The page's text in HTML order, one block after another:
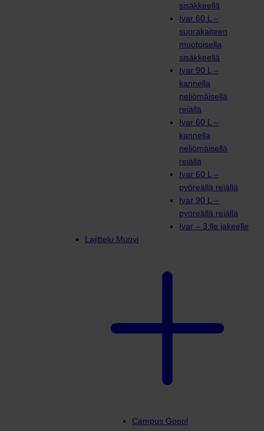
sisäkkeellä
Ivar 60 L –
suorakaiteen
muotoisella
sisäkkeellä
Ivar 90 L –
kannella
neliömäisellä
reiällä
Ivar 60 L –
kannella
neliömäisellä
reiällä
Ivar 60 L –
pyöreällä reiällä
Ivar 90 L –
pyöreällä reiällä
Ivar – 3:lle jakeelle
Lajittelu Muovi
Campus Goool